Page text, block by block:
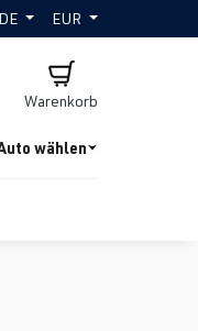
DE EUR
Warenkorb
wählen